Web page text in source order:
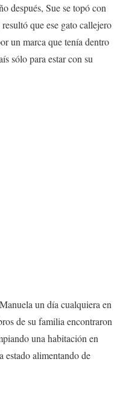
después, Sue se topó con
que ese gato callejero
un marca que tenía dentro
sólo para estar con su
un día cualquiera en
de su familia encontraron
una habitación en
estado alimentando de